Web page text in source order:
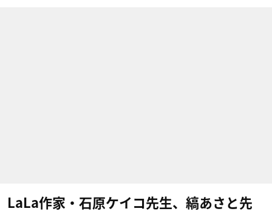
LaLa作家・石原ケイコ先生、縞あさと先